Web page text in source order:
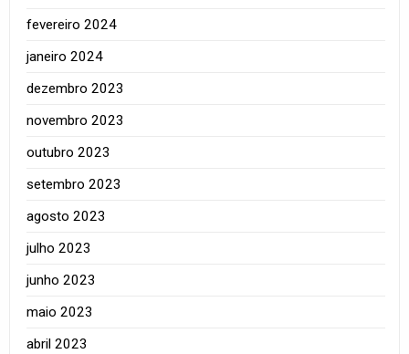
fevereiro 2024
janeiro 2024
dezembro 2023
novembro 2023
outubro 2023
setembro 2023
agosto 2023
julho 2023
junho 2023
maio 2023
abril 2023